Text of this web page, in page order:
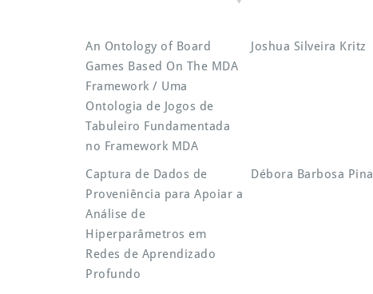
Título Autor
An Ontology of Board
Games Based On The MDA
Framework / Uma
Ontologia de Jogos de
Tabuleiro Fundamentada
no Framework MDA
Joshua Silveira Kritz
Captura de Dados de
Proveniência para Apoiar a
Análise de
Hiperparâmetros em
Redes de Aprendizado
Profundo
Débora Barbosa Pina